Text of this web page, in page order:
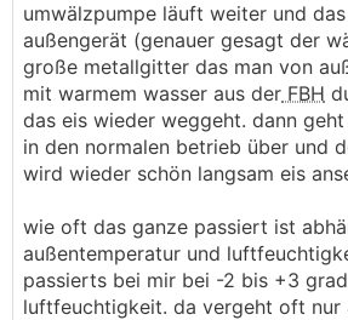
umwälzpumpe läuft weiter und
außengerät (genauer gesagt der
große metallgitter das man von
mit warmem wasser aus der FBH
das eis wieder weggeht. dann
in den normalen betrieb über und
wird wieder schön langsam eis
wie oft das ganze passiert ist
außentemperatur und
passierts bei mir bei -2 bis +3
luftfeuchtigkeit. da vergeht oft nur